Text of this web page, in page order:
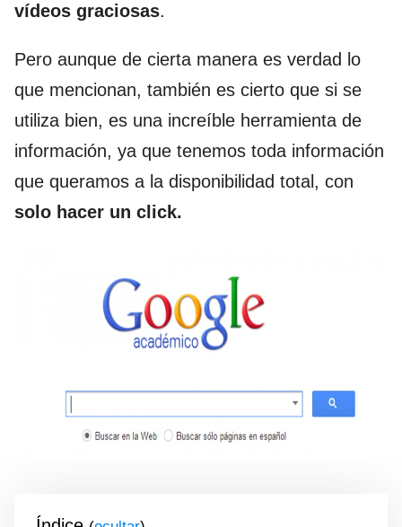
vídeos graciosas.
Pero aunque de cierta manera es verdad lo
que mencionan, también es cierto que si se
utiliza bien, es una increíble herramienta de
información, ya que tenemos toda información
que queramos a la disponibilidad total, con
solo hacer un click.